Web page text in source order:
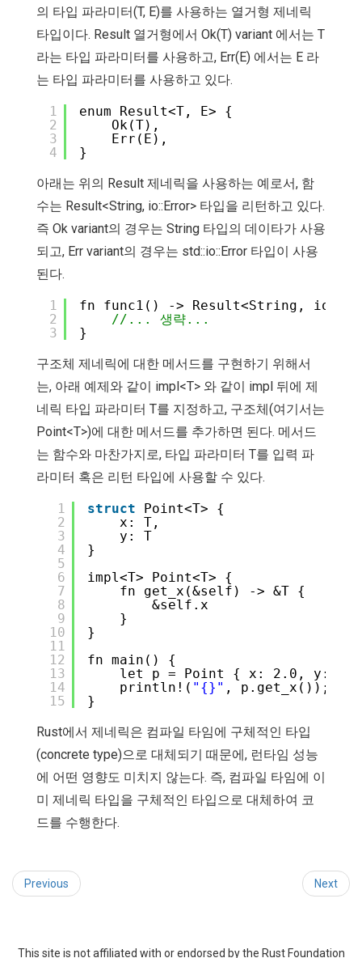
의 타입 파라미터(T, E)를 사용하는 열거형 제네릭
타입이다. Result 열거형에서 Ok(T) variant 에서는 T
라는 타입 파라미터를 사용하고, Err(E) 에서는 E 라
는 타입 파라미터를 사용하고 있다.
1
2
3
4
enum Result<T, E> {
Ok(T),
Err(E),
}
아래는 위의 Result 제네릭을 사용하는 예로서, 함
수는 Result<String, io::Error> 타입을 리턴하고 있다.
즉 Ok variant의 경우는 String 타입의 데이타가 사용
되고, Err variant의 경우는 std::io::Error 타입이 사용
된다.
1
2
3
fn func1() -> Result<String,
//... 생략...
}
구조체 제네릭에 대한 메서드를 구현하기 위해서
는, 아래 예제와 같이 impl<T> 와 같이 impl 뒤에 제
네릭 타입 파라미터 T를 지정하고, 구조체(여기서는
Point<T>)에 대한 메서드를 추가하면 된다. 메서드
는 함수와 마찬가지로, 타입 파라미터 T를 입력 파
라미터 혹은 리턴 타입에 사용할 수 있다.
1
2
3
4
5
6
7
8
9
10
11
12
13
14
15
struct
Point<T> {
x: T,
y: T
}
impl<T> Point<T> {
fn get_x(&self) -> &T {
&self.x
}
}
fn main() {
let p = Point { x: 2.0, y:
println!( "{}" , p.get_x());
}
Rust에서 제네릭은 컴파일 타임에 구체적인 타입
(concrete type)으로 대체되기 때문에, 런타임 성능
에 어떤 영향도 미치지 않는다. 즉, 컴파일 타임에 이
미 제네릭 타입을 구체적인 타입으로 대체하여 코
드를 수행한다.
Previous Next
This site is not affiliated with or endorsed by the Rust Foundation